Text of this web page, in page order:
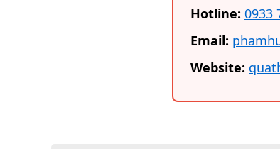
Hotline: 0933
Email:
Website: